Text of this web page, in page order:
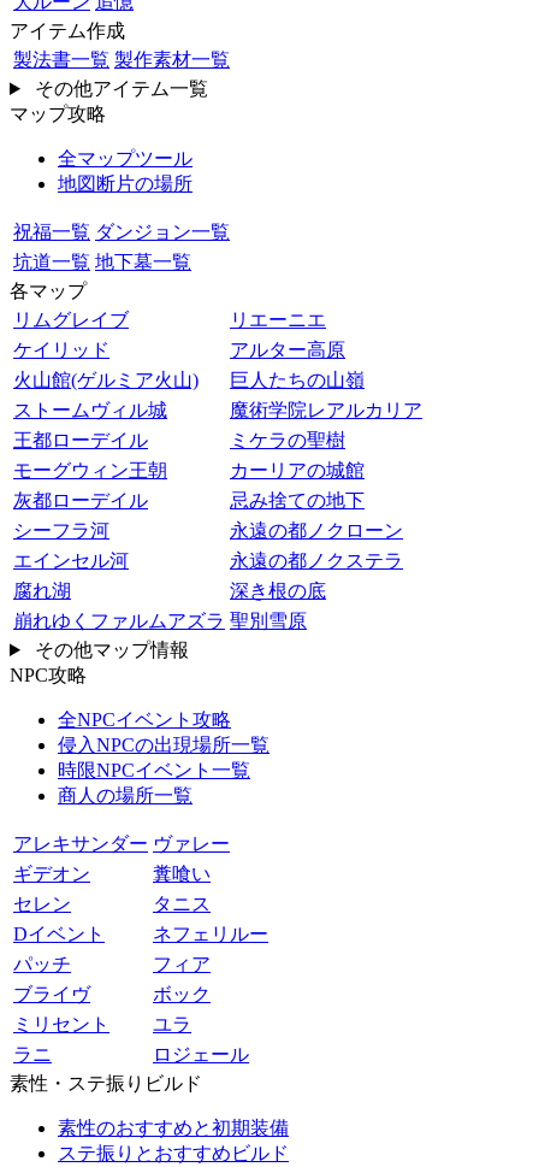
アイテム作成
製法書一覧 製作素材一覧
その他アイテム一覧
マップ攻略
全マップツール
地図断片の場所
祝福一覧 ダンジョン一覧
坑道一覧 地下墓一覧
各マップ
リムグレイブ
リエーニエ
ケイリッド
アルター高原
火山館(ゲルミア火山)
巨人たちの山嶺
ストームヴィル城
魔術学院レアルカリア
王都ローデイル
ミケラの聖樹
モーグウィン王朝
カーリアの城館
灰都ローデイル
忌み捨ての地下
シーフラ河
永遠の都ノクローン
エインセル河
永遠の都ノクステラ
腐れ湖
深き根の底
崩れゆくファルムアズラ 聖別雪原
その他マップ情報
NPC攻略
全NPCイベント攻略
侵入NPCの出現場所一覧
時限NPCイベント一覧
商人の場所一覧
アレキサンダー ヴァレー
ギデオン
糞喰い
セレン
タニス
Dイベント
ネフェリルー
パッチ
フィア
ブライヴ
ボック
ミリセント
ユラ
ラニ
ロジェール
素性・ステ振りビルド
素性のおすすめと初期装備
ステ振りとおすすめビルド